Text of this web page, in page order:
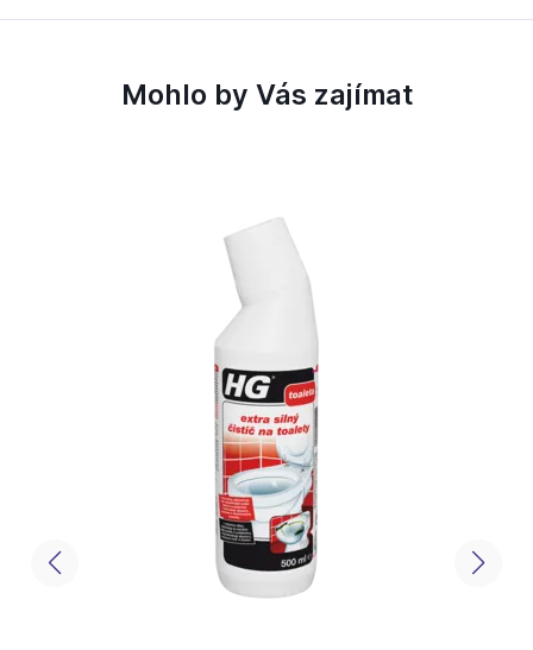
Mohlo by Vás zajímat